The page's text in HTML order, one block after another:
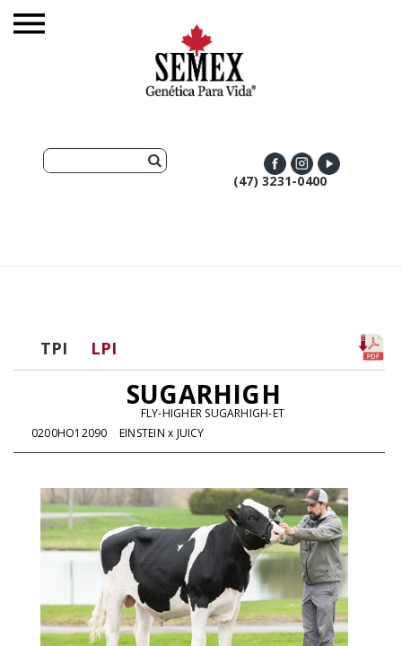
(47) 3231-0400
TPI LPI
SUGARHIGH
FLY-HIGHER SUGARHIGH-ET
0200HO12090
EINSTEIN x JUICY